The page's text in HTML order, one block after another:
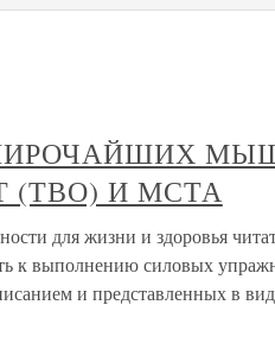
(ТВО) И МСТА
для жизни и здоровья
к выполнению силовых
и представленных в